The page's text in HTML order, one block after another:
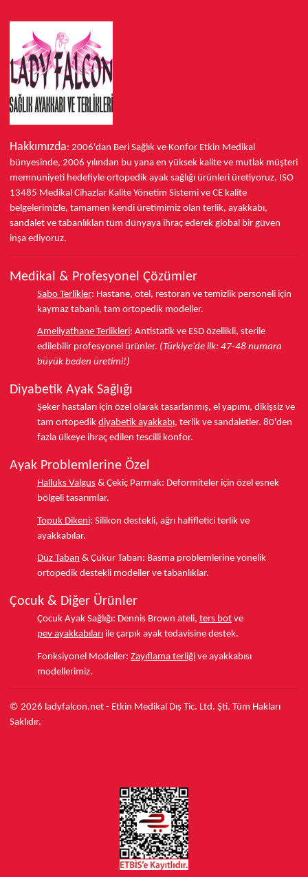
Hakkımızda: 2006'dan Beri Sağlık ve Konfor Etkin Medikal
bünyesinde, 2006 yılından bu yana en yüksek kalite ve mutlak müşteri
memnuniyeti hedefiyle ortopedik ayak sağlığı ürünleri üretiyoruz. ISO
13485 Medikal Cihazlar Kalite Yönetim Sistemi ve CE kalite
belgelerimizle, tamamen kendi üretimimiz olan terlik, ayakkabı,
sandalet ve tabanlıkları tüm dünyaya ihraç ederek global bir güven
inşa ediyoruz.
Medikal & Profesyonel Çözümler
Sabo Terlikler: Hastane, otel, restoran ve temizlik personeli için
kaymaz tabanlı, tam ortopedik modeller.
Ameliyathane Terlikleri: Antistatik ve ESD özellikli, sterile
edilebilir profesyonel ürünler. (Türkiye'de ilk: 47-48 numara
büyük beden üretimi!)
Diyabetik Ayak Sağlığı
Şeker hastaları için özel olarak tasarlanmış, el yapımı, dikişsiz ve
tam ortopedik diyabetik ayakkabı, terlik ve sandaletler. 80'den
fazla ülkeye ihraç edilen tescilli konfor.
Ayak Problemlerine Özel
Halluks Valgus & Çekiç Parmak: Deformiteler için özel esnek
bölgeli tasarımlar.
Topuk Dikeni: Silikon destekli, ağrı hafifletici terlik ve
ayakkabılar.
Düz Taban & Çukur Taban: Basma problemlerine yönelik
ortopedik destekli modeller ve tabanlıklar.
Çocuk & Diğer Ürünler
Çocuk Ayak Sağlığı: Dennis Brown ateli, ters bot ve
pev ayakkabıları ile çarpık ayak tedavisine destek.
Fonksiyonel Modeller: Zayıflama terliği ve ayakkabısı
modellerimiz.
© 2026 ladyfalcon.net - Etkin Medikal Dış Tic. Ltd. Şti. Tüm Hakları
Saklıdır.